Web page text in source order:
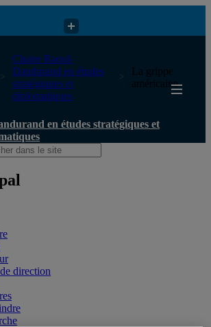
en études stratégiques et diplomatiques
Chaire Raoul-
Dandurand en études
stratégiques et
diplomatiques
La grippe
américaine
en études stratégiques et
direction